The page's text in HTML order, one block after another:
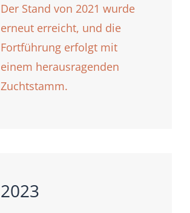
Der Stand von 2021 wurde
erneut erreicht, und die
Fortführung erfolgt mit
einem herausragenden
Zuchtstamm.
2023